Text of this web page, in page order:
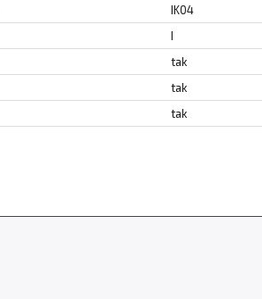
IK04
I
tak
tak
tak